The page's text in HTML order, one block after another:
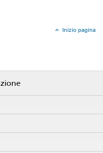
Inizio pagina